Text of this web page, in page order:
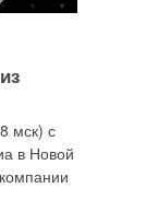
мск) с
в Новой